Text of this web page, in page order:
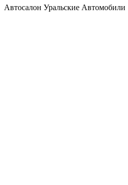
Автосалон Уральские Автомобили